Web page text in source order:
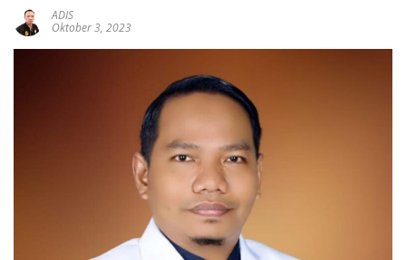
ADIS
Oktober 3, 2023